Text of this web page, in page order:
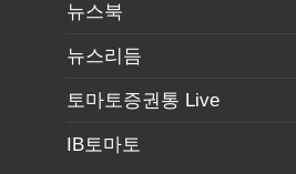
뉴스북
뉴스리듬
토마토증권통 Live
IB토마토